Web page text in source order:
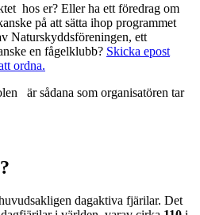
hos er? Eller ha ett föredrag om
på att sätta ihop programmet
Naturskyddsföreningen, ett
en fågelklubb? Skicka epost
ordna.
är sådana som organisatören tar
dagaktiva fjärilar. Det